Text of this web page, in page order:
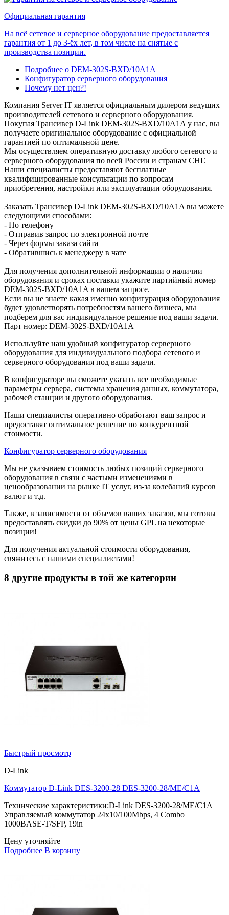
Официальная гарантия
На всё сетевое и серверное оборудование предоставляется
гарантия от 1 до 3-ёх лет, в том числе на снятые с
производства позиции.
Подробнее о DEM-302S-BXD/10A1A
Конфигуратор серверного оборудования
Почему нет цен?!
Компания Server IT является официальным дилером ведущих
производителей сетевого и серверного оборудования.
Покупая Трансивер D-Link DEM-302S-BXD/10A1A у нас, вы
получаете оригинальное оборудование с официальной
гарантией по оптимальной цене.
Мы осуществляем оперативную доставку любого сетевого и
серверного оборудования по всей России и странам СНГ.
Наши специалисты предоставяют бесплатные
квалифицированные консультации по вопросам
приобретения, настройки или эксплуатации оборудования.
Заказать Трансивер D-Link DEM-302S-BXD/10A1A вы можете
следующими способами:
- По телефону
- Отправив запрос по электронной почте
- Через формы заказа сайта
- Обратившись к менеджеру в чате
Для получения дополнительной информации о наличии
оборудования и сроках поставки укажите партийный номер
DEM-302S-BXD/10A1A в вашем запросе.
Если вы не знаете какая именно конфигурация оборудования
будет удовлетворять потребностям вашего бизнеса, мы
подберем для вас индивидуальное решение под ваши задачи.
Парт номер: DEM-302S-BXD/10A1A
Используйте наш удобный конфигуратор серверного
оборудования для индивидуального подбора сетевого и
серверного оборудования под ваши задачи.
В конфигураторе вы сможете указать все необходимые
параметры сервера, системы хранения данных, коммутатора,
рабочей станции и другого оборудования.
Наши специалисты оперативно обработают ваш запрос и
предоставят оптимальное решение по конкурентной
стоимости.
Конфигуратор серверного оборудования
Мы не указываем стоимость любых позиций серверного
оборудования в связи с частыми изменениями в
ценообразовании на рынке IT услуг, из-за колебаний курсов
валют и т.д.
Также, в зависимости от объемов ваших заказов, мы готовы
предоставлять скидки до 90% от цены GPL на некоторые
позиции!
Для получения актуальной стоимости оборудования,
свяжитесь с нашими специалистами!
8 другие продукты в той же категории
Быстрый просмотр
D-Link
Коммутатор D-Link DES-3200-28 DES-3200-28/ME/C1A
Технические характеристики:D-Link DES-3200-28/ME/C1A
Управляемый коммутатор 24x10/100Mbps, 4 Combo
1000BASE-T/SFP, 19in
Цену уточняйте
Подробнее В корзину